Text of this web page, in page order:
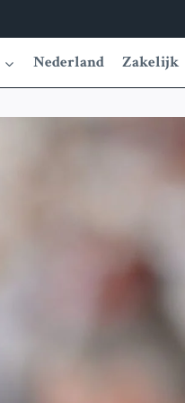
Nederland Zakelijk